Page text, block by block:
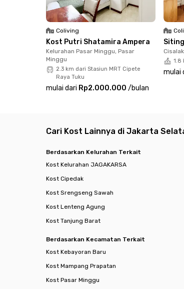
Coliving
Kost Putri Shatamira Ampera
Kelurahan Pasar Minggu, Pasar
Minggu
2.3 km dari Stasiun MRT Cipete
Raya Tuku
mulai dari Rp2.000.000 /bulan
1.8
mulai
Cari Kost Lainnya di Jakarta
Berdasarkan Kelurahan Terkait
Kost Kelurahan JAGAKARSA
Kost Cipedak
Kost Srengseng Sawah
Kost Lenteng Agung
Kost Tanjung Barat
Berdasarkan Kecamatan Terkait
Kost Kebayoran Baru
Kost Mampang Prapatan
Kost Pasar Minggu